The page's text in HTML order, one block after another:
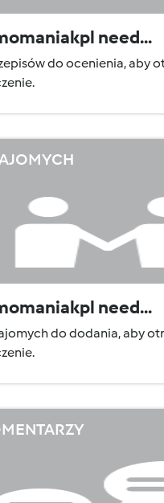
need...
do ocenienia, aby
need...
do dodania, aby